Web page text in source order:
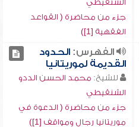
الشنقيطي
جزء من محاضرة ( القواعد
الفقهية [1])
الفهرس:الحدود
القديمة لموريتانيا
للشيخ: محمد الحسن الددو
الشنقيطي
جزء من محاضرة ( الدعوة في
موريتانيا رجال ومواقف [1])